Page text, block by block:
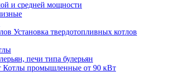
и средней мощности
Установка твердотопливных котлов
печи типа булерьян
Котлы промышленные от 90 кВт